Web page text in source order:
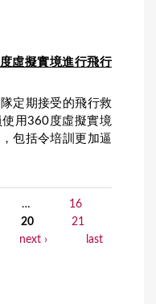
虛擬實境進行飛行
定期接受的飛行救
用360度虛擬實境
包括令培訓更加逼
…
16
20
21
next ›
last